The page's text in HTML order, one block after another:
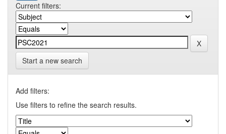
Current filters:
Start a new search
Add filters:
Use filters to refine the search results.